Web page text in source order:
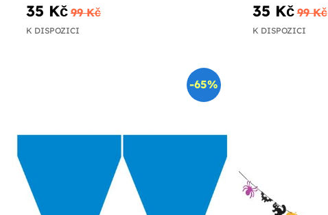
35 Kč 99 Kč
K DISPOZICI
35 Kč 99 Kč
K DISPOZICI
-65%